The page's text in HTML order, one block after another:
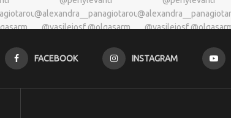
FACEBOOK INSTAGRAM